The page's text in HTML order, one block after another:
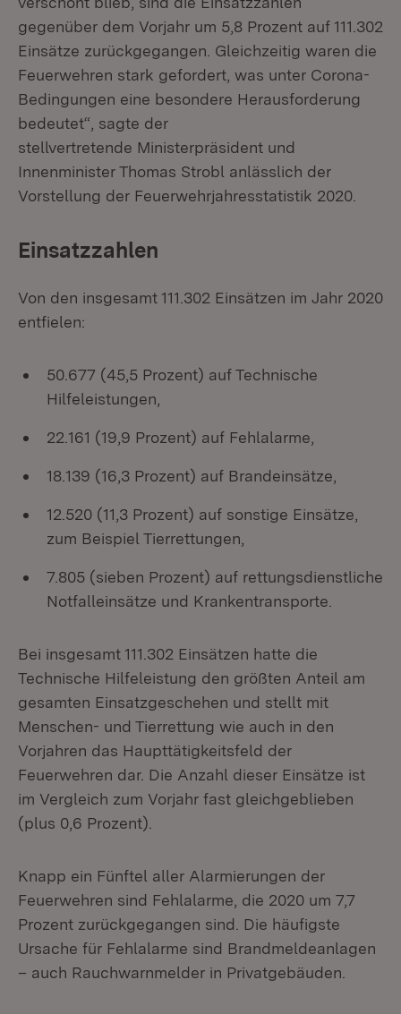
gegenüber dem Vorjahr um 5,8 Prozent auf 111.302
Einsätze zurückgegangen. Gleichzeitig waren die
Feuerwehren stark gefordert, was unter Corona-
Bedingungen eine besondere Herausforderung
bedeutet“, sagte der
stellvertretende Ministerpräsident und
Innenminister Thomas Strobl anlässlich der
Vorstellung der Feuerwehrjahresstatistik 2020.
Einsatzzahlen
Von den insgesamt 111.302 Einsätzen im Jahr 2020
entfielen:
50.677 (45,5 Prozent) auf Technische
Hilfeleistungen,
22.161 (19,9 Prozent) auf Fehlalarme,
18.139 (16,3 Prozent) auf Brandeinsätze,
12.520 (11,3 Prozent) auf sonstige Einsätze,
zum Beispiel Tierrettungen,
7.805 (sieben Prozent) auf rettungsdienstliche
Notfalleinsätze und Krankentransporte.
Bei insgesamt 111.302 Einsätzen hatte die
Technische Hilfeleistung den größten Anteil am
gesamten Einsatzgeschehen und stellt mit
Menschen- und Tierrettung wie auch in den
Vorjahren das Haupttätigkeitsfeld der
Feuerwehren dar. Die Anzahl dieser Einsätze ist
im Vergleich zum Vorjahr fast gleichgeblieben
(plus 0,6 Prozent).
Knapp ein Fünftel aller Alarmierungen der
Feuerwehren sind Fehlalarme, die 2020 um 7,7
Prozent zurückgegangen sind. Die häufigste
Ursache für Fehlalarme sind Brandmeldeanlagen
– auch Rauchwarnmelder in Privatgebäuden.